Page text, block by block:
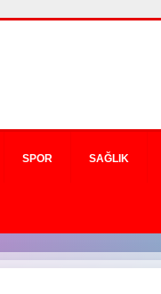
SPOR SAĞLIK